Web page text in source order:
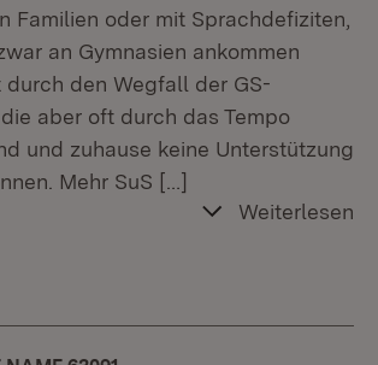
Familien oder mit Sprachdefiziten,
an Gymnasien ankommen
den Wegfall der GS-
aber oft durch das Tempo
und zuhause keine Unterstützung
Mehr SuS […]
Weiterlesen